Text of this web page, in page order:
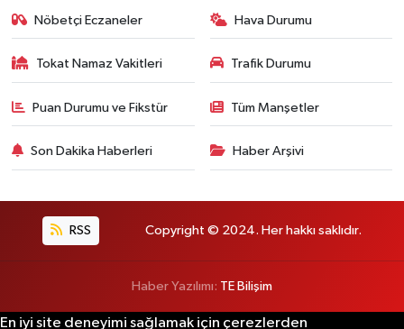
Nöbetçi Eczaneler Hava Durumu
Tokat Namaz Vakitleri Trafik Durumu
Puan Durumu ve Fikstür Tüm Manşetler
Son Dakika Haberleri Haber Arşivi
RSS Copyright © 2024. Her hakkı saklıdır.
Haber Yazılımı: TE Bilişim
En iyi site deneyimi sağlamak için çerezlerden